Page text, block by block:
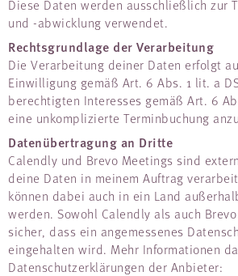
Diese Daten werden ausschließlich zur
und -abwicklung verwendet.
Rechtsgrundlage der Verarbeitung
Die Verarbeitung deiner Daten erfolgt
Einwilligung gemäß Art. 6 Abs. 1 lit. a
berechtigten Interesses gemäß Art. 6
eine unkomplizierte Terminbuchung
Datenübertragung an Dritte
Calendly und Brevo Meetings sind
deine Daten in meinem Auftrag
können dabei auch in ein Land
werden. Sowohl Calendly als auch
sicher, dass ein angemessenes
eingehalten wird. Mehr Informationen
Datenschutzerklärungen der Anbieter: